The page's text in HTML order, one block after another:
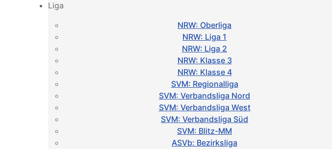
Liga
NRW: Oberliga
NRW: Liga 1
NRW: Liga 2
NRW: Klasse 3
NRW: Klasse 4
SVM: Regionalliga
SVM: Verbandsliga Nord
SVM: Verbandsliga West
SVM: Verbandsliga Süd
SVM: Blitz-MM
ASVb: Bezirksliga